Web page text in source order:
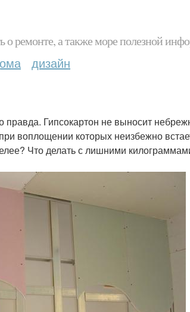
о ремонте, а также море полезной
дизайн
Гипсокартон не выносит
воплощении которых неизбежно
Что делать с лишними